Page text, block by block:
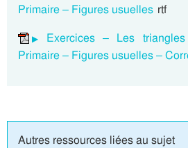
Primaire – Figures usuelles rtf
Exercices – Les
Primaire – Figures usuelles –
Autres ressources liées au sujet